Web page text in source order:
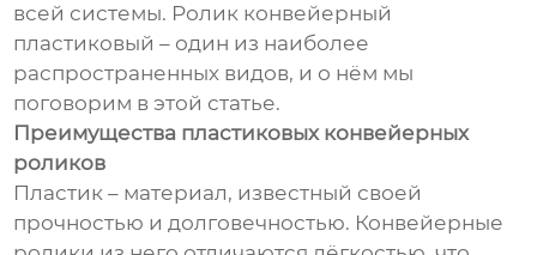
всей системы. Ролик конвейерный
пластиковый – один из наиболее
распространенных видов, и о нём мы
поговорим в этой статье.
Преимущества пластиковых конвейерных
роликов
Пластик – материал, известный своей
прочностью и долговечностью. Конвейерные